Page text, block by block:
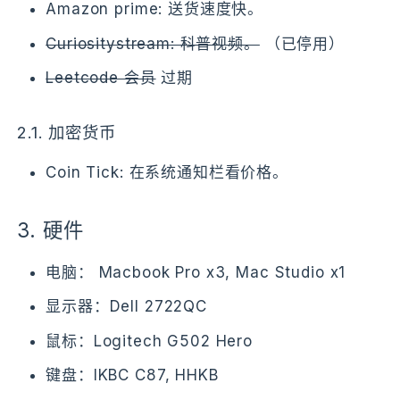
Amazon prime: 送货速度快。
Curiositystream: 科普视频。（已停用）
Leetcode 会员过期
2.1. 加密货币
Coin Tick: 在系统通知栏看价格。
3. 硬件
电脑： Macbook Pro x3, Mac Studio x1
显示器：Dell 2722QC
鼠标：Logitech G502 Hero
键盘：IKBC C87, HHKB